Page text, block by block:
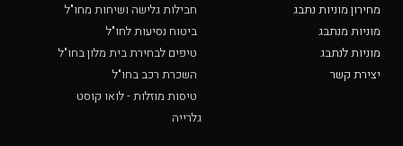
מחירון מוניות נתבג
מוניות מנתבג
מוניות לנתבג
יצירת קשר
חבילות גלישה ושיחות מחו"ל
ביטוח נסיעות לחו"ל
טיפים לבחירת בית מלון בחו"ל
השכרת רכב בחו"ל
טיסות מוזלות - לואו קוסט
גלרייה